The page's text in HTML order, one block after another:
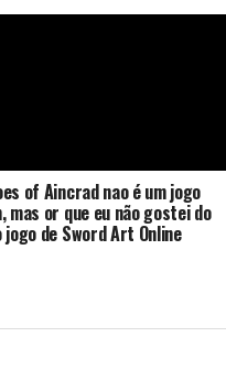
of Aincrad nao é um jogo
mas or que eu não gostei do
jogo de Sword Art Online